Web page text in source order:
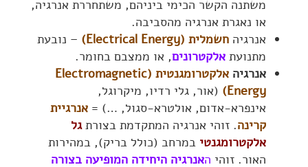
משתנה הקשר הכימי ביניהם, משתחררת אנרגיה,
או נאגרת אנרגיה מהסביבה.
אנרגיה חשמלית (Electrical Energy)
– נובעת
מתנועת אלקטרונים, או ממצבם בחומר.
אנרגיה
אלקטרומגנטית (Electromagnetic
Energy) (אור, גלי רדיו, מיקרוגל,
אינפרא-אדום, אולטרא-סגול, …) = אנרגיית
קרינה. זוהי אנרגיה המתקדמת בצורתגל
אלקטרומגנטי במרחב (כולל בריק), במהירות
האור. זוהי האנרגיה היחידה המופיעה בצורה